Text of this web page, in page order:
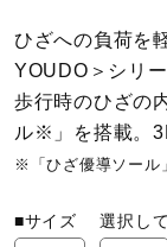
卓球
ひざへの負荷を
YOUDO＞シリ
歩行時のひざの
ル※」を搭載。
※「ひざ優導ソール
■サイズ選択し